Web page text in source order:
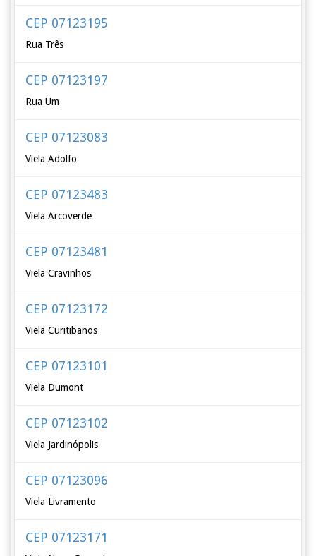
CEP 07123195
Rua Três
CEP 07123197
Rua Um
CEP 07123083
Viela Adolfo
CEP 07123483
Viela Arcoverde
CEP 07123481
Viela Cravinhos
CEP 07123172
Viela Curitibanos
CEP 07123101
Viela Dumont
CEP 07123102
Viela Jardinópolis
CEP 07123096
Viela Livramento
CEP 07123171